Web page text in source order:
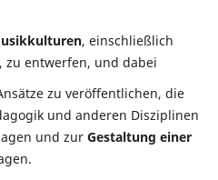
, einschließlich
entwerfen, und dabei
zu veröffentlichen, die
und anderen Disziplinen
und zur Gestaltung einer